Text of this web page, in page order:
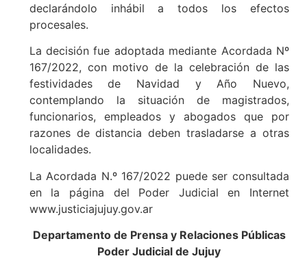
declarándolo inhábil a todos los efectos
procesales.
La decisión fue adoptada mediante Acordada Nº
167/2022, con motivo de la celebración de las
festividades de Navidad y Año Nuevo,
contemplando la situación de magistrados,
funcionarios, empleados y abogados que por
razones de distancia deben trasladarse a otras
localidades.
La Acordada N.º 167/2022 puede ser consultada
en la página del Poder Judicial en Internet
www.justiciajujuy.gov.ar
Departamento de Prensa y Relaciones Públicas
Poder Judicial de Jujuy